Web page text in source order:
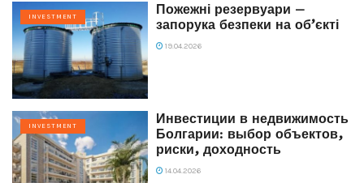
INVESTMENT
Пожежні резервуари –
запорука безпеки на об’єкті
19.04.2026
INVESTMENT
Инвестиции в недвижимость
Болгарии: выбор объектов,
риски, доходность
14.04.2026